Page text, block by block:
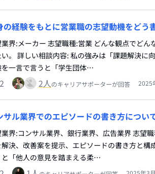
の経験をもとに営業職の志望動機をどう
界:メーカー 志望職種:営業 どんな観点でど
い。 詳しい相談内容: 私の強みは「課題解決に
一言で言うと「学生団体…
2 2人のキャリアサポーターが回答 2025
サル業界でのエピソードの書き方につい
界:コンサル業界、銀行業界、広告業界 志望
決、改善案を提示、エピソードの書き方と
「他人の意見を踏まえる柔…